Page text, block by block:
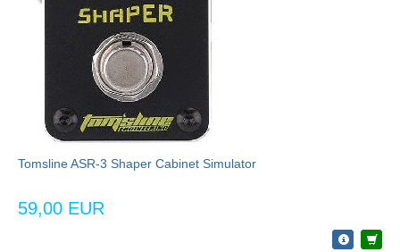
Tomsline ASR-3 Shaper Cabinet Simulator
59,00 EUR